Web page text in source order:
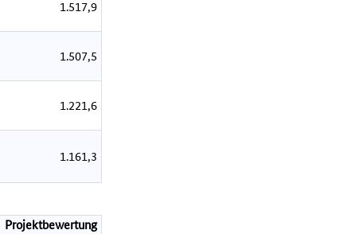
1.517,9
1.507,5
1.221,6
1.161,3
Projektbewertung